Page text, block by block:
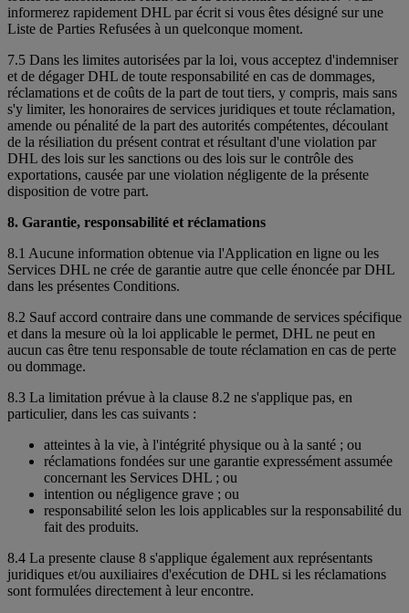
informerez rapidement DHL par écrit si vous êtes désigné sur une
Liste de Parties Refusées à un quelconque moment.
7.5 Dans les limites autorisées par la loi, vous acceptez d'indemniser
et de dégager DHL de toute responsabilité en cas de dommages,
réclamations et de coûts de la part de tout tiers, y compris, mais sans
s'y limiter, les honoraires de services juridiques et toute réclamation,
amende ou pénalité de la part des autorités compétentes, découlant
de la résiliation du présent contrat et résultant d'une violation par
DHL des lois sur les sanctions ou des lois sur le contrôle des
exportations, causée par une violation négligente de la présente
disposition de votre part.
8. Garantie, responsabilité et réclamations
8.1 Aucune information obtenue via l'Application en ligne ou les
Services DHL ne crée de garantie autre que celle énoncée par DHL
dans les présentes Conditions.
8.2 Sauf accord contraire dans une commande de services spécifique
et dans la mesure où la loi applicable le permet, DHL ne peut en
aucun cas être tenu responsable de toute réclamation en cas de perte
ou dommage.
8.3 La limitation prévue à la clause 8.2 ne s'applique pas, en
particulier, dans les cas suivants :
atteintes à la vie, à l'intégrité physique ou à la santé ; ou
réclamations fondées sur une garantie expressément assumée
concernant les Services DHL ; ou
intention ou négligence grave ; ou
responsabilité selon les lois applicables sur la responsabilité du
fait des produits.
8.4 La presente clause 8 s'applique également aux représentants
juridiques et/ou auxiliaires d'exécution de DHL si les réclamations
sont formulées directement à leur encontre.